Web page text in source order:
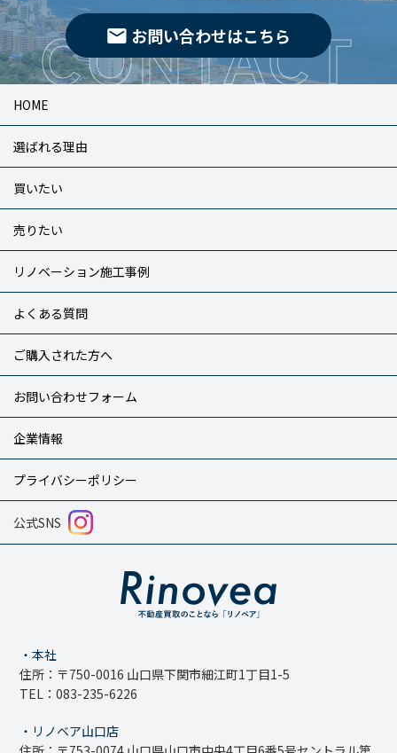
CONTACT
お問い合わせはこちら
HOME
選ばれる理由
買いたい
売りたい
リノベーション施工事例
よくある質問
ご購入された方へ
お問い合わせフォーム
企業情報
プライバシーポリシー
公式SNS
・本社
住所：〒750-0016 山口県下関市細江町1丁目1-5
TEL：083-235-6226
・リノベア山口店